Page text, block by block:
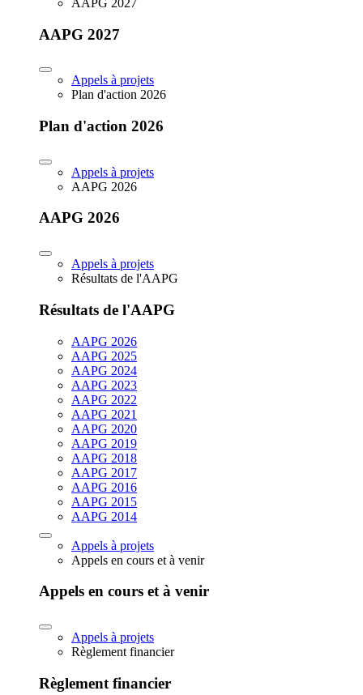
AAPG 2027
Appels à projets
Plan d'action 2026
Plan d'action 2026
Appels à projets
AAPG 2026
AAPG 2026
Appels à projets
Résultats de l'AAPG
Résultats de l'AAPG
AAPG 2026
AAPG 2025
AAPG 2024
AAPG 2023
AAPG 2022
AAPG 2021
AAPG 2020
AAPG 2019
AAPG 2018
AAPG 2017
AAPG 2016
AAPG 2015
AAPG 2014
Appels à projets
Appels en cours et à venir
Appels en cours et à venir
Appels à projets
Règlement financier
Règlement financier